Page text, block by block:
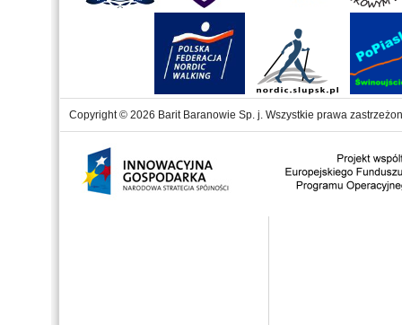
Copyright © 2026 Barit Baranowie Sp. j. Wszystkie prawa